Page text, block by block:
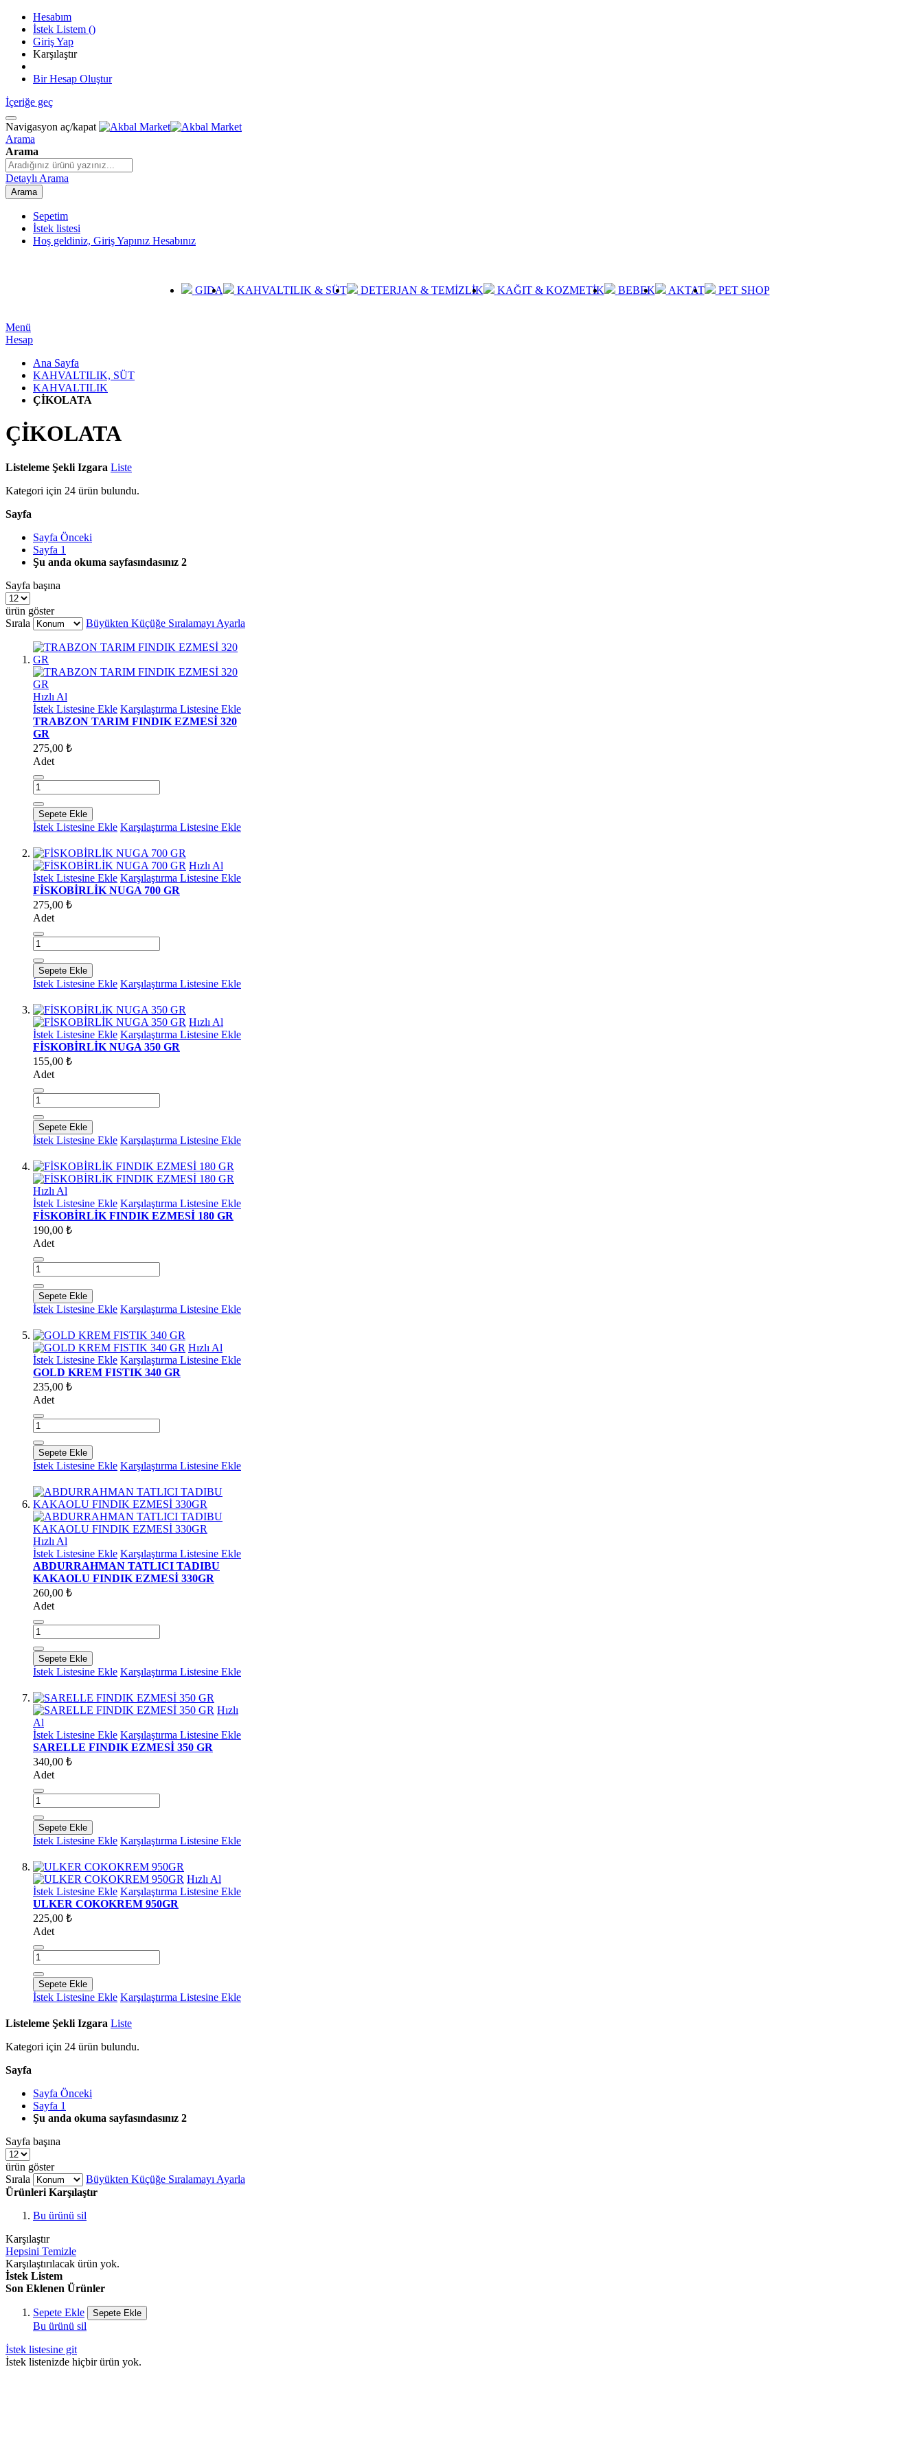
Hesabım
İstek Listem ()
Giriş Yap
Karşılaştır
Bir Hesap Oluştur
İçeriğe geç
Navigasyon aç/kapat
Arama
Arama
Detaylı Arama
Arama
Sepetim
İstek listesi
Hoş geldiniz, Giriş Yapınız Hesabınız
GIDA KAHVALTILIK & SÜT DETERJAN & TEMİZLİK KAĞIT & KOZMETİK BEBEK AKTAT PET SHOP
Menü
Hesap
Ana Sayfa
KAHVALTILIK, SÜT
KAHVALTILIK
ÇİKOLATA
ÇİKOLATA
Listeleme Şekli Izgara Liste
Kategori için 24 ürün bulundu.
Sayfa
Sayfa Önceki
Sayfa 1
Şu anda okuma sayfasındasınız 2
Sayfa başına
ürün göster
Sırala
Büyükten Küçüğe Sıralamayı Ayarla
Hızlı Al
İstek Listesine Ekle Karşılaştırma Listesine Ekle
TRABZON TARIM FINDIK EZMESİ 320
GR
275,00 ₺
Adet
Sepete Ekle
İstek Listesine Ekle Karşılaştırma Listesine Ekle
Hızlı Al
İstek Listesine Ekle Karşılaştırma Listesine Ekle
FİSKOBİRLİK NUGA 700 GR
275,00 ₺
Adet
Sepete Ekle
İstek Listesine Ekle Karşılaştırma Listesine Ekle
Hızlı Al
İstek Listesine Ekle Karşılaştırma Listesine Ekle
FİSKOBİRLİK NUGA 350 GR
155,00 ₺
Adet
Sepete Ekle
İstek Listesine Ekle Karşılaştırma Listesine Ekle
Hızlı Al
İstek Listesine Ekle Karşılaştırma Listesine Ekle
FİSKOBİRLİK FINDIK EZMESİ 180 GR
190,00 ₺
Adet
Sepete Ekle
İstek Listesine Ekle Karşılaştırma Listesine Ekle
Hızlı Al
İstek Listesine Ekle Karşılaştırma Listesine Ekle
GOLD KREM FISTIK 340 GR
235,00 ₺
Adet
Sepete Ekle
İstek Listesine Ekle Karşılaştırma Listesine Ekle
Hızlı Al
İstek Listesine Ekle Karşılaştırma Listesine Ekle
ABDURRAHMAN TATLICI TADIBU
KAKAOLU FINDIK EZMESİ 330GR
260,00 ₺
Adet
Sepete Ekle
İstek Listesine Ekle Karşılaştırma Listesine Ekle
Hızlı
Al
İstek Listesine Ekle Karşılaştırma Listesine Ekle
SARELLE FINDIK EZMESİ 350 GR
340,00 ₺
Adet
Sepete Ekle
İstek Listesine Ekle Karşılaştırma Listesine Ekle
Hızlı Al
İstek Listesine Ekle Karşılaştırma Listesine Ekle
ULKER COKOKREM 950GR
225,00 ₺
Adet
Sepete Ekle
İstek Listesine Ekle Karşılaştırma Listesine Ekle
Listeleme Şekli Izgara Liste
Kategori için 24 ürün bulundu.
Sayfa
Sayfa Önceki
Sayfa 1
Şu anda okuma sayfasındasınız 2
Sayfa başına
ürün göster
Sırala
Büyükten Küçüğe Sıralamayı Ayarla
Ürünleri Karşılaştır
Bu ürünü sil
Karşılaştır
Hepsini Temizle
Karşılaştırılacak ürün yok.
İstek Listem
Son Eklenen Ürünler
Sepete Ekle Sepete Ekle
Bu ürünü sil
İstek listesine git
İstek listenizde hiçbir ürün yok.